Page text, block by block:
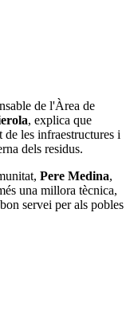
de l'Àrea de
, explica que
de les infraestructures i
dels residus.
Pere Medina,
una millora tècnica,
servei per als pobles